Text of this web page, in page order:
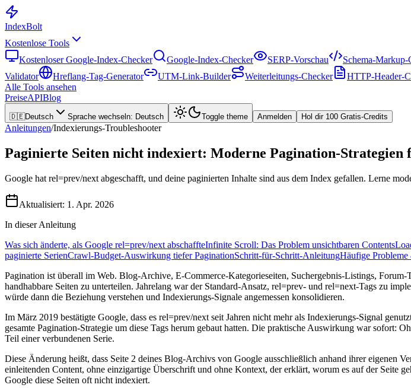
IndexBolt
Kostenlose Tools
Kostenloser Google-Index-Checker
Google-Index-Checker SERP-Vorschau Schema-Markup-
Validator
Hreflang-Tag-Generator UTM-Link-Builder Weiterleitungs-Checker HTTP-Header-
Alle Tools ansehen
PreiseAPIBlog
🇩🇪Deutsch Sprache wechseln: Deutsch Toggle theme Anmelden Hol dir 100 Gratis-Credits
Anleitungen/Indexierungs-Troubleshooter
Paginierte Seiten nicht indexiert: Moderne Pagination-Strategien
Google hat rel=prev/next abgeschafft, und deine paginierten Inhalte sind aus dem Index gefallen. Lerne
Aktualisiert: 1. Apr. 2026
In dieser Anleitung
Was sich änderte, als Google rel=prev/next abschaffteInfinite Scroll: Das Problem unsichtbaren Contents
paginierte SerienCrawl-Budget-Auswirkung tiefer PaginationSchritt-für-Schritt-AnleitungHäufige
Pagination ist überall im Web. Blog-Archive, E-Commerce-Kategorieseiten, Suchergebnis-Listings,
handhabbare Seiten zu unterteilen. Jahrelang war der Standard-Ansatz, rel=prev- und rel=next-Tags zu
würde dann die Beziehung verstehen und Indexierungs-Signale angemessen konsolidieren.
Im März 2019 bestätigte Google, dass es rel=prev/next seit Jahren nicht mehr als Indexierungs-Signal
gesamte Pagination-Strategie um diese Tags herum gebaut hatten. Die praktische Auswirkung war sofort:
Teil einer verbundenen Serie.
Diese Änderung heißt, dass Seite 2 deines Blog-Archivs von Google ausschließlich anhand ihrer eigenen
einleitenden Content, ohne einzigartige Überschrift und ohne Kontext, der erklärt, worum es auf der Seite
Google diese Seiten oft nicht indexiert.